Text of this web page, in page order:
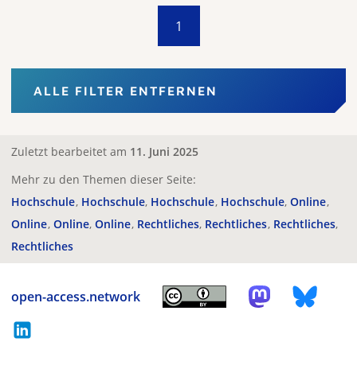
1
ALLE FILTER ENTFERNEN
Zuletzt bearbeitet am 11. Juni 2025
Mehr zu den Themen dieser Seite:
Hochschule Hochschule Hochschule Hochschule Online
Online Online Online Rechtliches Rechtliches Rechtliches
Rechtliches
open-access.network